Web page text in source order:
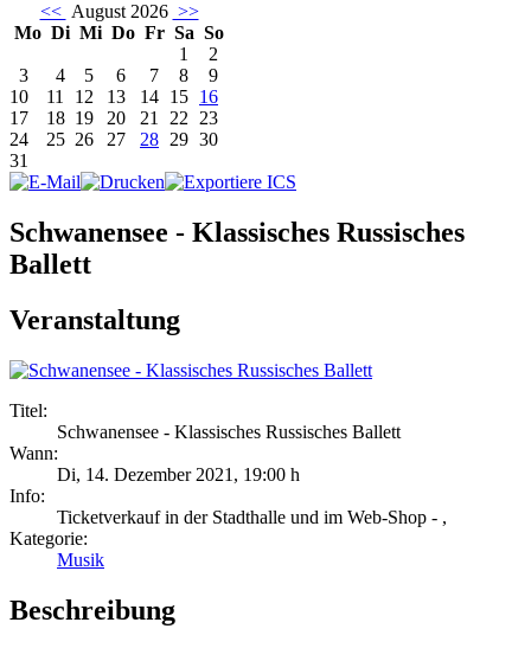
<< August 2026 >>
Mo Di Mi Do Fr Sa So
1
2
3
4 5 6 7 8
9
10
11 12 13 14 15 16
17
18 19 20 21 22 23
24
25 26 27 28 29 30
31
Schwanensee - Klassisches Russisches
Ballett
Veranstaltung
Titel:
Schwanensee - Klassisches Russisches Ballett
Wann:
Di, 14. Dezember 2021 , 19:00 h
Info:
Ticketverkauf in der Stadthalle und im Web-Shop - ,
Kategorie:
Musik
Beschreibung